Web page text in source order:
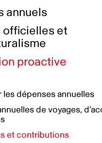
autochtones
autochtone
autochtone
directeurs sur le
pour la parité
de diversité,
et d'accessibilité
pour le récit
et l’auto-
et avantages
d’entreprise
annuels
officielles et
proactive
les dépenses annuelles
de voyages,
et contributions